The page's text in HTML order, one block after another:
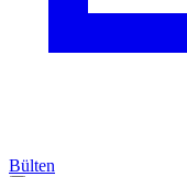
Bülten